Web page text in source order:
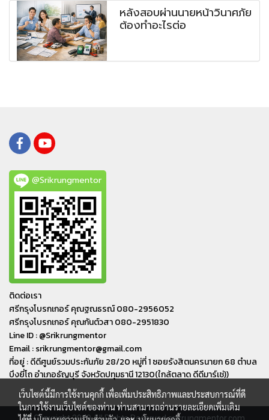
หลังสอบผ่านนายหน้าวินาศภัย
ต้องทำอะไรต่อ
@Srikrungmentor
ติดต่อเรา
ศรีกรุงโบรกเกอร์ คุณฐณธรณ์ 080-2956052
ศรีกรุงโบรกเกอร์ คุณกันต์วสา 080-2951830
Line ID : @Srikrungmentor
Email : srikrungmentor@gmail.com
ที่อยู่ : ดีดีศูนย์รวมประกันภัย 28/20 หมู่ที่ 1 ซอยรังสิตนครนายก 68 ตำบล
บึงยี่โถ อำเภอ​ธัญบุรี​ จังหวัดปทุมธานี​ 12130(ใกล้ตลาด ดีดีมาร์เช่))
เว็บไซต์นี้มีการใช้งานคุกกี้ เพื่อเพิ่มประสิทธิภาพและประสบการณ์ที่ดี
ในการใช้งานเว็บไซต์ของท่าน ท่านสามารถอ่านรายละเอียดเพิ่มเติม